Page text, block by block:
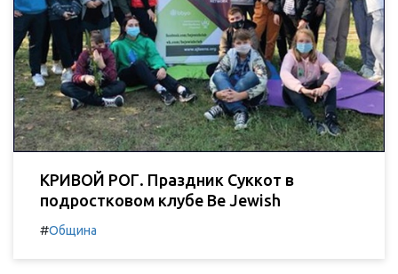
КРИВОЙ РОГ. Праздник Суккот в
подростковом клубе Be Jewish
#Община